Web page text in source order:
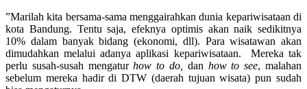
”Marilah kita bersama-sama menggairahkan dunia kepariwisataan di
kota Bandung. Tentu saja, efeknya optimis akan naik sedikitnya
10% dalam banyak bidang (ekonomi, dll). Para wisatawan akan
dimudahkan melalui adanya aplikasi kepariwisataan. Mereka tak
perlu susah-susah mengaturhow to do, dan how to see, malahan
sebelum mereka hadir di DTW (daerah tujuan wisata) pun sudah